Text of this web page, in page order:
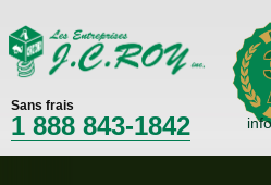
Sans frais
1 888 843-1842